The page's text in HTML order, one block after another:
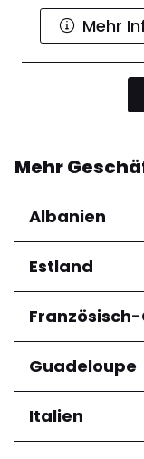
Mehr
Mehr
Albanien
Regionen
Qarku i
Estland
Regionen
Harju
Tartu
Regionen
Guadeloupe
Regionen
Italien